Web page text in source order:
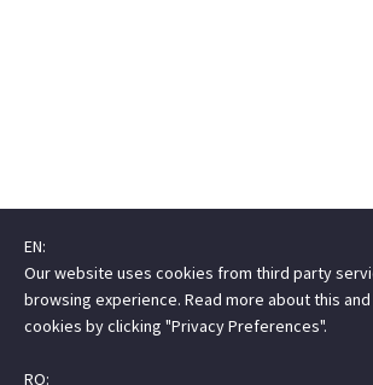
EN:
Our website uses cookies from third party
browsing experience. Read more about this
cookies by clicking "Privacy Preferences".
RO: